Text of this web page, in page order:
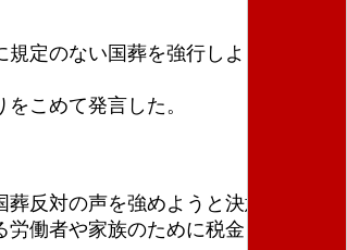
定のない国葬を強行しようとする
こめて発言した。
反対の声を強めようと決意を述べ
働者や家族のために税金を使うべ